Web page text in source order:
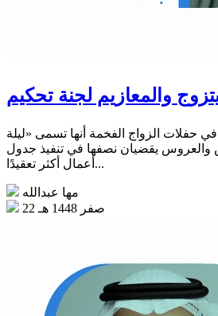
والمعازيم لجنة تحكيم
حفلات الزواج الفخمة أنها تسمى «ليلة
والعروس يقضيان نصفها في تنفيذ جدول
أعمال أكثر تعقيدًا...
مها عبدالله
22 صفر 1448 هـ